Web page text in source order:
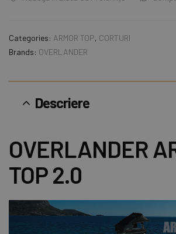
Categories: ARMOR TOP, CORTURI
Brands: OVERLANDER
Descriere
OVERLANDER
TOP 2.0